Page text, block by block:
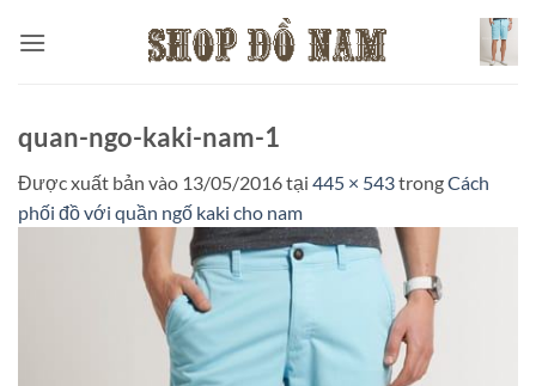
qua
quan-ngo-kaki-nam-1
Được xuất bản vào 13/05/2016tại 445 × 543trongCách
phối đồ với quần ngố kaki cho nam